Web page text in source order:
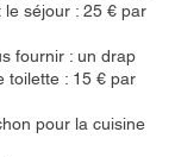
séjour : 25 € par
fournir : un drap
toilette : 15 € par
pour la cuisine